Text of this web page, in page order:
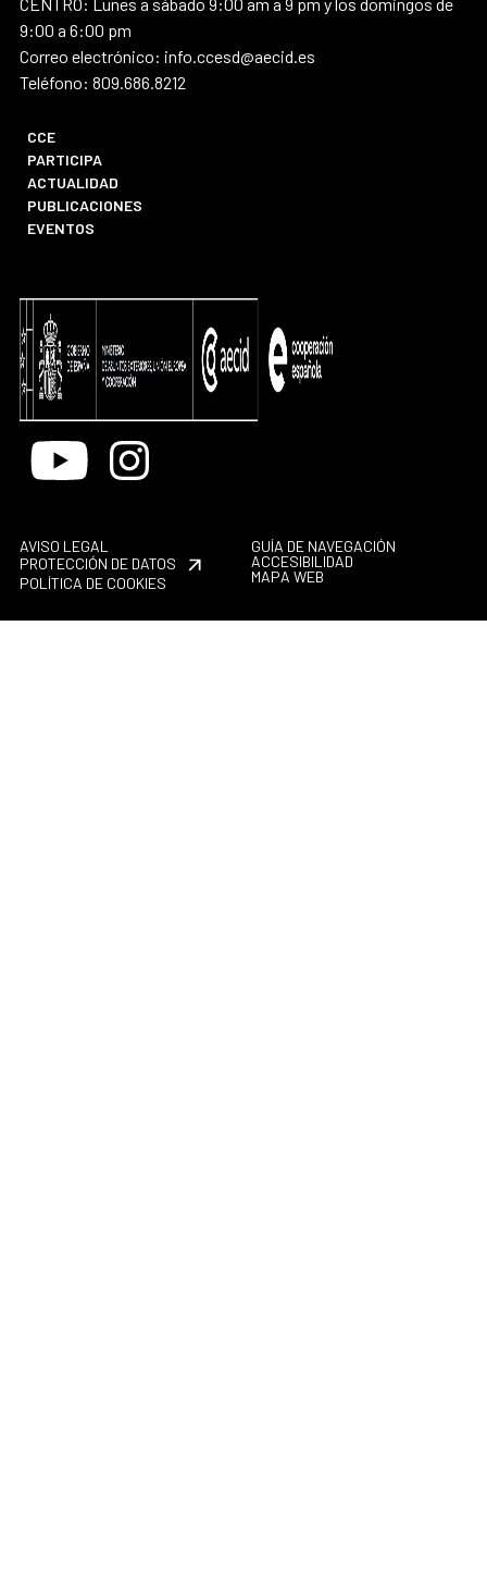
9:00 a 6:00 pm
Correo electrónico: info.ccesd@aecid.es
Teléfono: 809.686.8212
CCE
PARTICIPA
ACTUALIDAD
PUBLICACIONES
EVENTOS
Youtube Instagram
AVISO LEGAL
PROTECCIÓN DE DATOS
POLÍTICA DE COOKIES
GUÍA DE NAVEGACIÓN
ACCESIBILIDAD
MAPA WEB